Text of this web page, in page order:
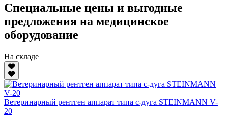
Специальные цены и выгодные
предложения на медицинское
оборудование
На складе
Ветеринарный рентген аппарат типа с-дуга STEINMANN V-
20